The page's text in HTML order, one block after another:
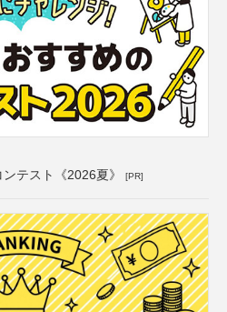
テスト《2026夏》 [PR]